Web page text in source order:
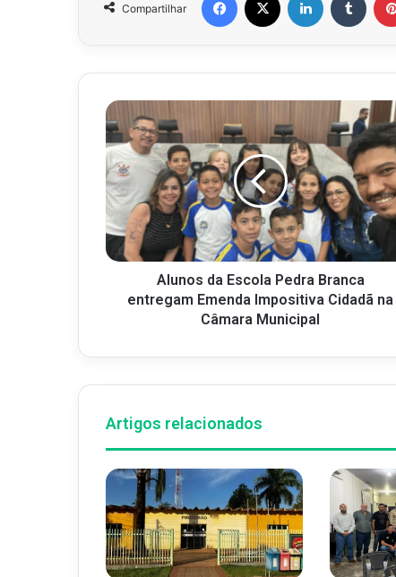
Compartilhar
Alunos da Escola Pedra Branca
entregam Emenda Impositiva Cidadã na
Câmara Municipal
Artigos relacionados